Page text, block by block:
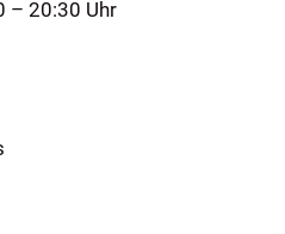
– 20:30 Uhr